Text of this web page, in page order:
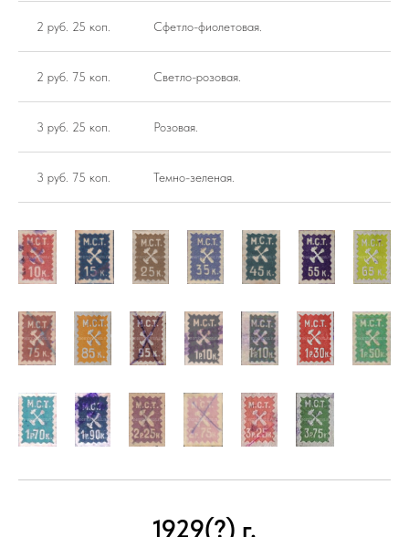
2 руб. 25 коп. Сфетло-фиолетовая.
2 руб. 75 коп. Светло-розовая.
3 руб. 25 коп. Розовая.
3 руб. 75 коп. Темно-зеленая.
1929(?) г.